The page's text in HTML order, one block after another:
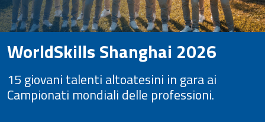
WorldSkills Shanghai 2026
15 giovani talenti altoatesini in gara ai
Campionati mondiali delle professioni.